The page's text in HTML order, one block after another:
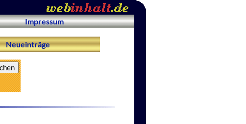
Impressum
Neueinträge